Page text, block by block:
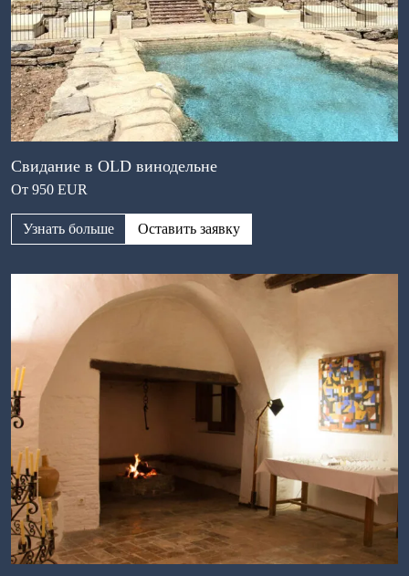
Свидание в OLD винодельне
От 950 EUR
Узнать больше Оставить заявку